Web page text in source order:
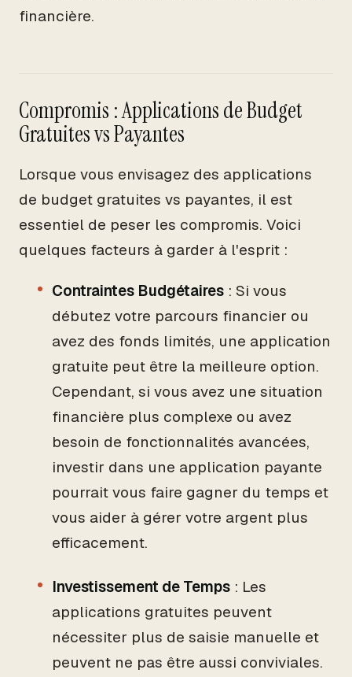
financière.
Compromis : Applications de Budget
Gratuites vs Payantes
Lorsque vous envisagez des applications
de budget gratuites vs payantes, il est
essentiel de peser les compromis. Voici
quelques facteurs à garder à l'esprit :
Contraintes Budgétaires : Si vous
débutez votre parcours financier ou
avez des fonds limités, une application
gratuite peut être la meilleure option.
Cependant, si vous avez une situation
financière plus complexe ou avez
besoin de fonctionnalités avancées,
investir dans une application payante
pourrait vous faire gagner du temps et
vous aider à gérer votre argent plus
efficacement.
Investissement de Temps : Les
applications gratuites peuvent
nécessiter plus de saisie manuelle et
peuvent ne pas être aussi conviviales.